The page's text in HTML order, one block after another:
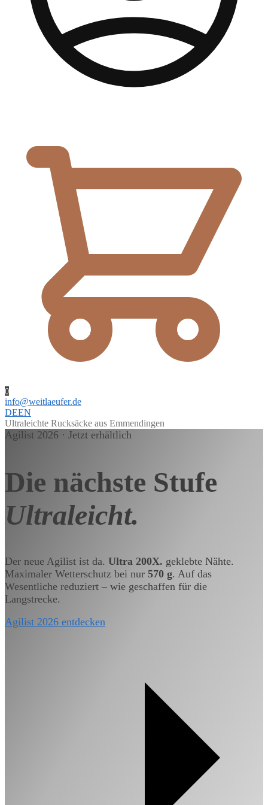
0
info@weitlaeufer.de
DEEN
Ultraleichte Rucksäcke aus Emmendingen
Agilist 2026 · Jetzt erhältlich
Die nächste Stufe
Ultraleicht.
Der neue Agilist ist da. Ultra 200X. geklebte Nähte.
Maximaler Wetterschutz bei nur 570 g. Auf das
Wesentliche reduziert – wie geschaffen für die
Langstrecke.
Agilist 2026 entdecken